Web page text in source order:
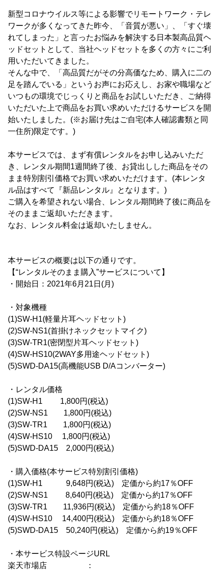
新型コロナウイルス等による影響でリモートワーク・テレ
ワークが多くなってきた昨今、「音質が悪い」、「すぐ壊
れてしまった」と言ったお悩みを解決する日本製高品質ヘ
ッドセットとして、当社ヘッドセットを多くの方々にご利
用いただいてきました。
そんな中で、「高品質だがその分高価なため、購入に二の
足を踏んでいる」というお声にお応えし、お家や職場など
いつもの環境でじっくりと商品をお試しいただき、ご納得
いただいた上で商品をお買い求めいただけるサービスを開
始いたしました。(※お届け先はご自宅(本人確認書類と同
一住所)限定です。)
本サービスでは、まず有償レンタルをお申し込みいただ
き、レンタル期間1週間終了後、お貸出しした商品をその
まま特別割引価格でお買い求めいただけます。(本レンタ
ル品はすべて『新品レンタル』となります。)
ご購入を希望されない場合、レンタル期間終了後に商品を
そのままご返却いただきます。
なお、レンタル料金は返却いたしません。
本サービスの概要は以下の通りです。
【“レンタルそのまま購入”サービスについて】
・開始日：2021年6月21日(月)
・対象機種
(1)SW-H1(軽量片耳ヘッドセット)
(2)SW-NS1(首掛けネックセットマイク)
(3)SW-TR1(密閉型片耳ヘッドセット)
(4)SW-HS10(2WAY多用途ヘッドセット)
(5)SWD-DA15(高機能USB D/Aコンバーター)
・レンタル価格
(1)SW-H1 1,800円(税込)
(2)SW-NS1 1,800円(税込)
(3)SW-TR1 1,800円(税込)
(4)SW-HS10 1,800円(税込)
(5)SWD-DA15 2,000円(税込)
・購入価格(本サービス特別割引価格)
(1)SW-H1 9,648円(税込) 定価から約17％OFF
(2)SW-NS1 8,640円(税込) 定価から約17％OFF
(3)SW-TR1 11,936円(税込) 定価から約18％OFF
(4)SW-HS10 14,400円(税込) 定価から約18％OFF
(5)SWD-DA15 50,240円(税込) 定価から約19％OFF
・本サービス特設ページURL
楽天市場店 ：